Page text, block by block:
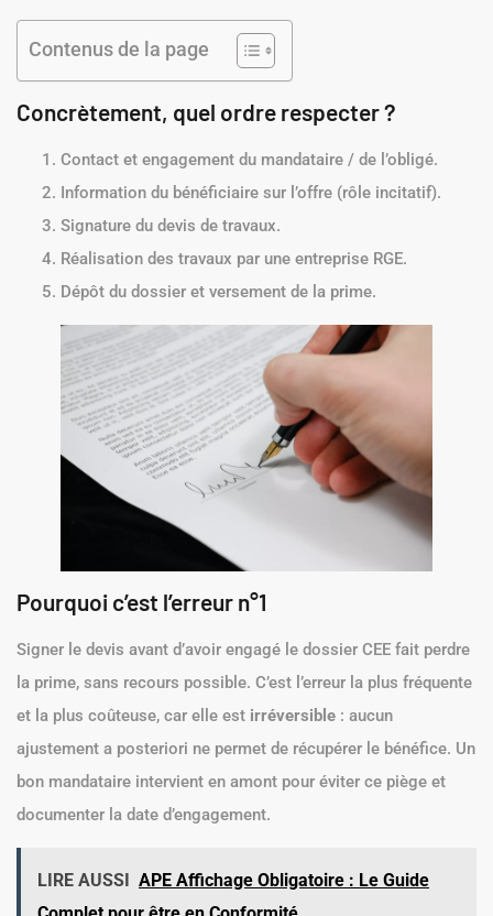
Contenus de la page
Concrètement, quel ordre respecter ?
Contact et engagement du mandataire / de l’obligé.
Information du bénéficiaire sur l’offre (rôle incitatif).
Signature du devis de travaux.
Réalisation des travaux par une entreprise RGE.
Dépôt du dossier et versement de la prime.
Pourquoi c’est l’erreur n°1
Signer le devis avant d’avoir engagé le dossier CEE fait perdre
la prime, sans recours possible. C’est l’erreur la plus fréquente
et la plus coûteuse, car elle est irréversible : aucun
ajustement a posteriori ne permet de récupérer le bénéfice. Un
bon mandataire intervient en amont pour éviter ce piège et
documenter la date d’engagement.
LIRE AUSSI APE Affichage Obligatoire : Le Guide